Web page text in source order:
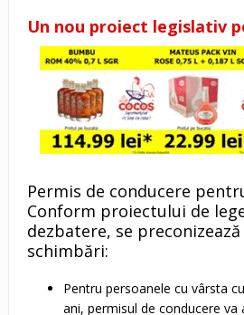
Un nou proiect legislativ
Permis de conducere
Conform proiectului de
dezbatere, se
schimbări:
Pentru persoanele cu vârsta
ani, permisul de conducere va